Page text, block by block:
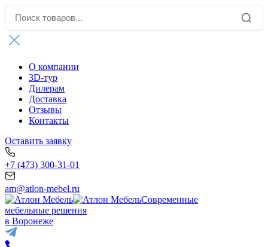
О компании
3D-тур
Дилерам
Доставка
Отзывы
Контакты
Оставить заявку
+7 (473) 300-31-01
am@atlon-mebel.ru
Современные
мебельные решения
в Воронеже